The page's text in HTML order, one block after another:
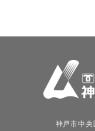
神戸市中